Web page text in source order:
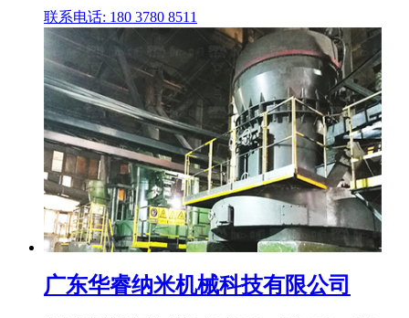
联系电话: 180 3780 8511
广东华睿纳米机械科技有限公司